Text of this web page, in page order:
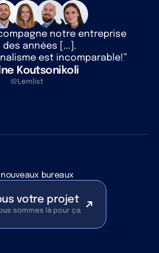
notre entreprise
des années [...].
est incomparable!”
Koutsonikoli
@Lemlist
nouveaux bureaux
votre projet
sommes là pour ça.